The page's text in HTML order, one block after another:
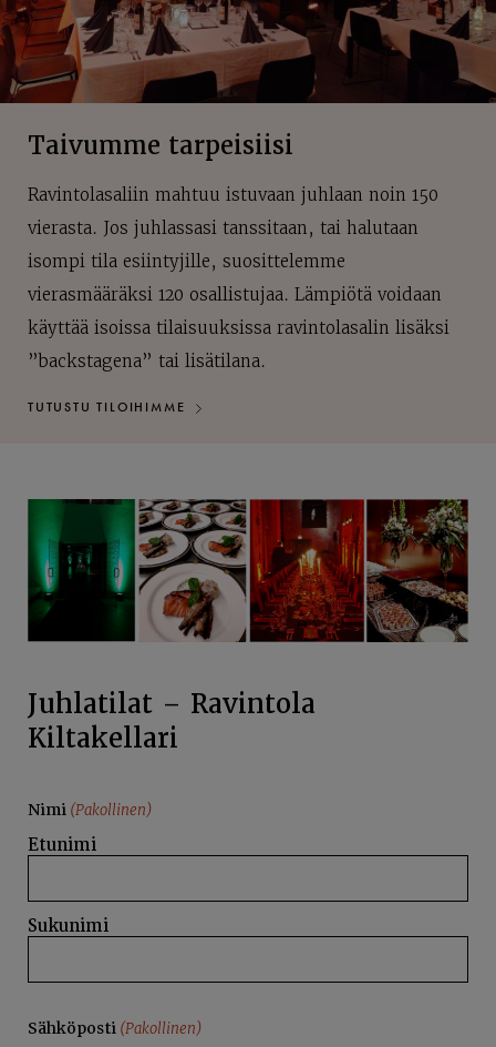
Taivumme tarpeisiisi
Ravintolasaliin mahtuu istuvaan juhlaan noin 150
vierasta. Jos juhlassasi tanssitaan, tai halutaan
isompi tila esiintyjille, suosittelemme
vierasmääräksi 120 osallistujaa. Lämpiötä voidaan
käyttää isoissa tilaisuuksissa ravintolasalin lisäksi
”backstagena” tai lisätilana.
TUTUSTU TILOIHIMME
Juhlatilat – Ravintola
Kiltakellari
Nimi (Pakollinen)
Etunimi
Sukunimi
Sähköposti (Pakollinen)